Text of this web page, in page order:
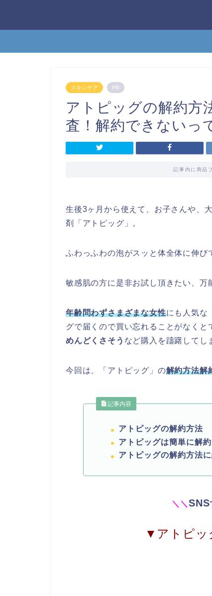
スキンケア PR
アトピッグの解約方
査！解約できないっ
記事内に商品
生後3ヶ月から使えて、お子さんや、
剤「アトピッグ」。
ふわっふわの泡がスッと体全体に伸び
敏感肌の方に是非お試し頂きたい、万
年齢問わずさまざまな女性にも人気な
グで届くので買い忘れることがなくと
めんどくさそう など購入を躊躇してし
今回は、「アトピッグ」の解約方法解
記事内容
アトピッグの解約方法
アトピッグは簡単に解約
アトピッグの解約方法
＼ ＼SNS
▼アトピッ